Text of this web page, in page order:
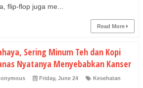
flip-flop juga me...
Read More
Sering Minum Teh dan Kopi
Nyatanya Menyebabkan Kanser
Friday, June 24 Kesehatan